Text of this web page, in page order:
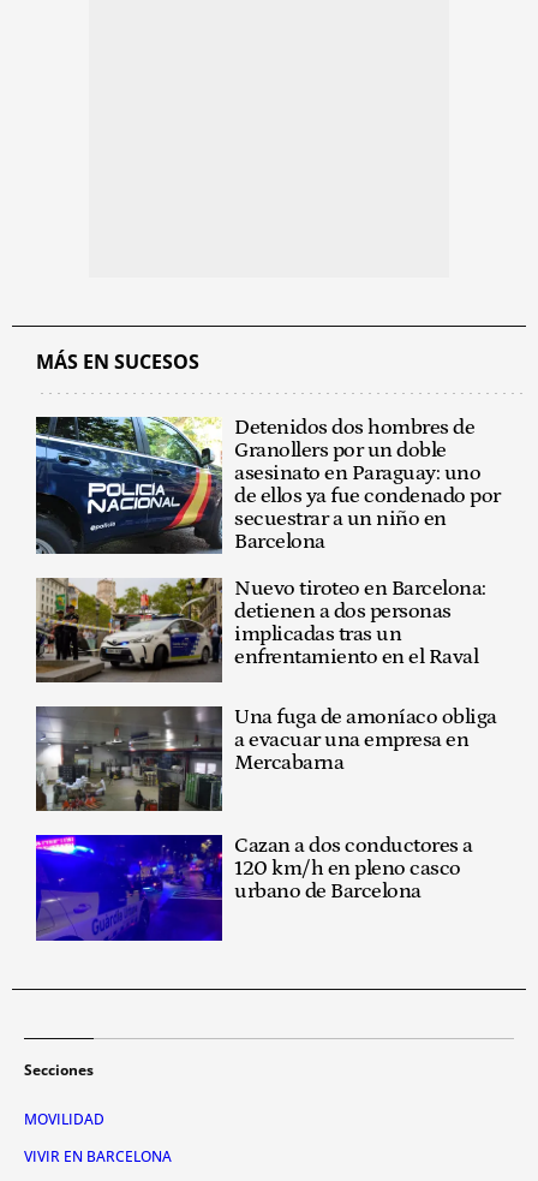
MÁS EN SUCESOS
Detenidos dos hombres de
Granollers por un doble
asesinato en Paraguay: uno
de ellos ya fue condenado por
secuestrar a un niño en
Barcelona
Nuevo tiroteo en Barcelona:
detienen a dos personas
implicadas tras un
enfrentamiento en el Raval
Una fuga de amoníaco obliga
a evacuar una empresa en
Mercabarna
Cazan a dos conductores a
120 km/h en pleno casco
urbano de Barcelona
Secciones
MOVILIDAD
VIVIR EN BARCELONA